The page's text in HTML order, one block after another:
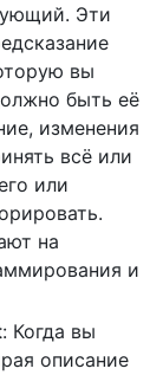
Эти
вы
быть её
изменения
всё или
или
на
и
: Когда вы
описание